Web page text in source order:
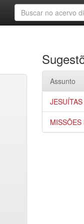
Assunto
JESUÍTAS